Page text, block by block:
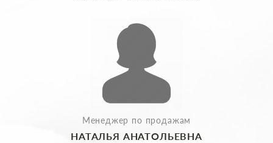
Менеджер по продажам
НАТАЛЬЯ АНАТОЛЬЕВНА